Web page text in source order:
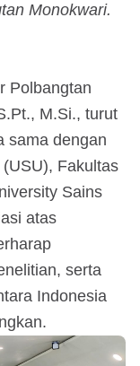
Monokwari.
Polbangtan
M.Si., turut
sama dengan
Fakultas
Sains
atas
serta
Indonesia